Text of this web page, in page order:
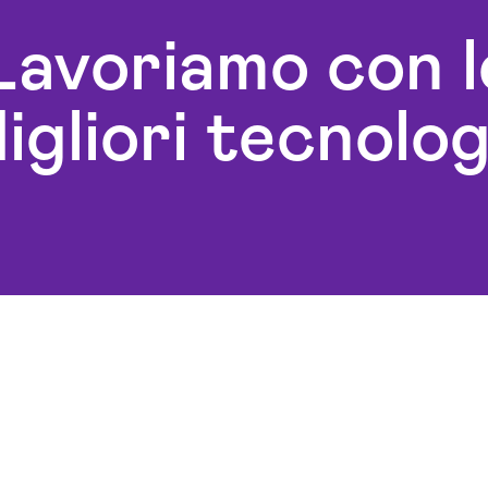
Campagne Native Advertising
Consulenza Seo L’aquila
Consulenza Social Media L’aquila
L’aquila
con